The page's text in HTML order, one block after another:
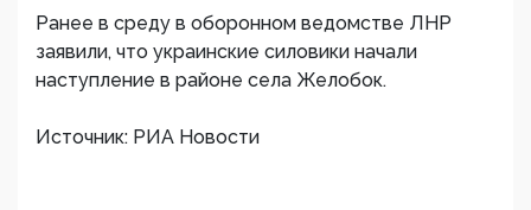
Ранее в среду в оборонном ведомстве ЛНР
заявили, что украинские силовики начали
наступление в районе села Желобок.
Источник: РИА Новости